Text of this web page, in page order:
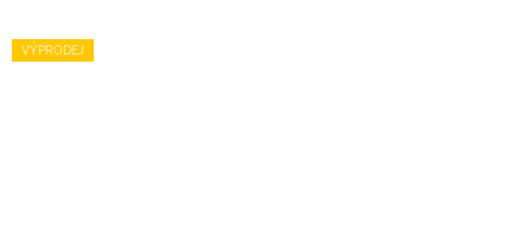
VÝPRODEJ